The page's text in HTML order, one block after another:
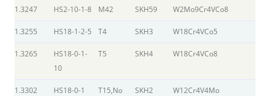
1.3247 HS2-10-1-8 M42 SKH59 W2Mo9Cr4VCo8
1.3255 HS18-1-2-5 T4 SKH3 W18Cr4VCo5
1.3265
HS18-0-1-
10
T5 SKH4 W18Cr4VCo8
1.3302 HS18-0-1
T15,No
SKH2 W12Cr4V4Mo